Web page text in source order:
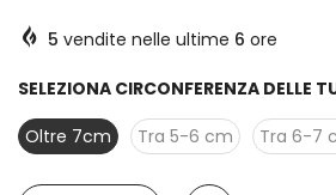
5 vendite nelle ultime 6 ore
SELEZIONA CIRCONFERENZA DELLE
Oltre 7cm
Tra 5-6 cm Tra 6-7